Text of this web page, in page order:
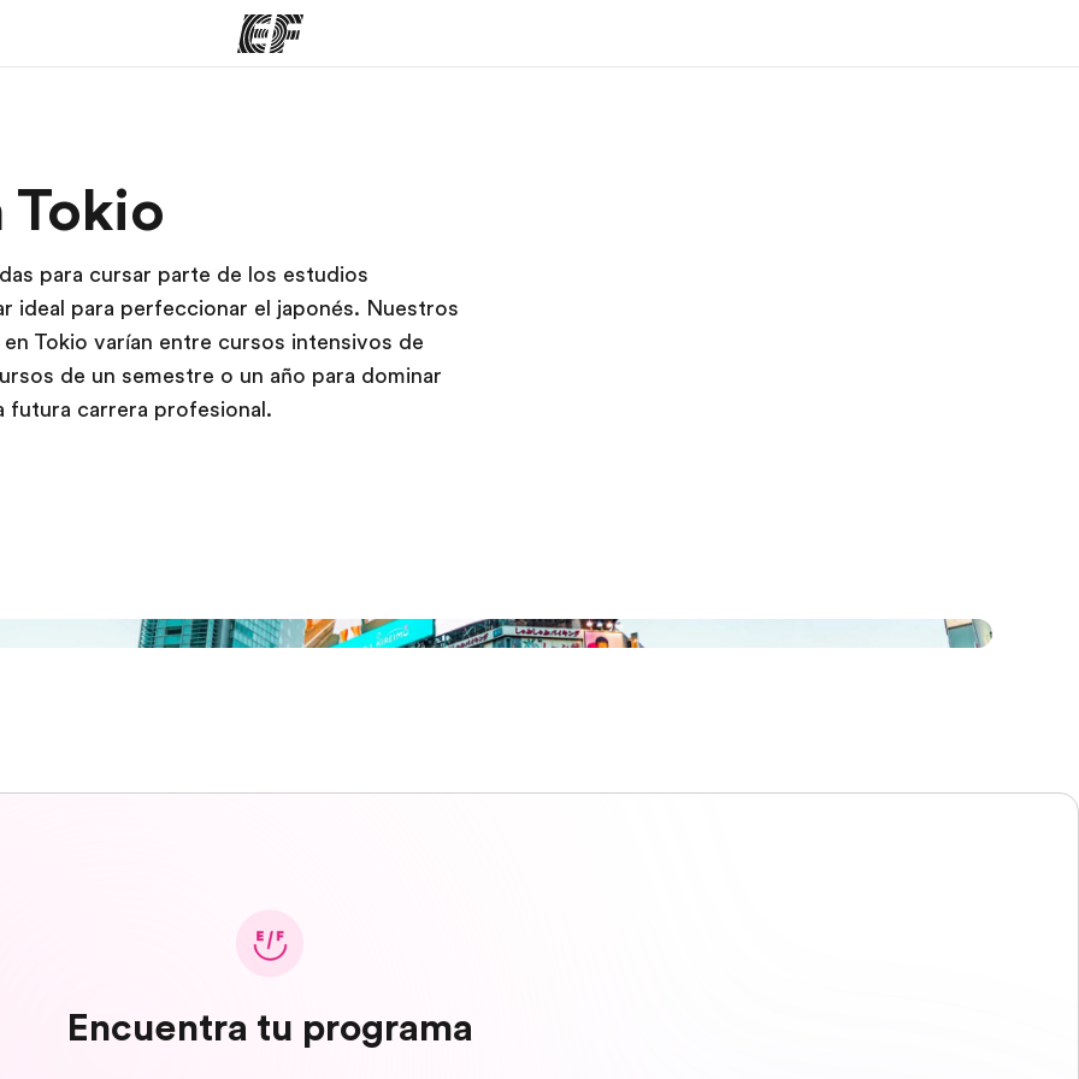
hacemos
Tokio
para cursar parte de los estudios
ideal para perfeccionar el japonés. Nuestros
Tokio varían entre cursos intensivos de
de un semestre o un año para dominar
futura carrera profesional.
Encuentra tu programa